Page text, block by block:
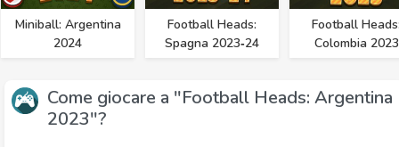
Miniball: Argentina
2024
Football Heads:
Spagna 2023‑24
Football
Colombia 2023
Come giocare a "Football Heads: Argentina
2023"?